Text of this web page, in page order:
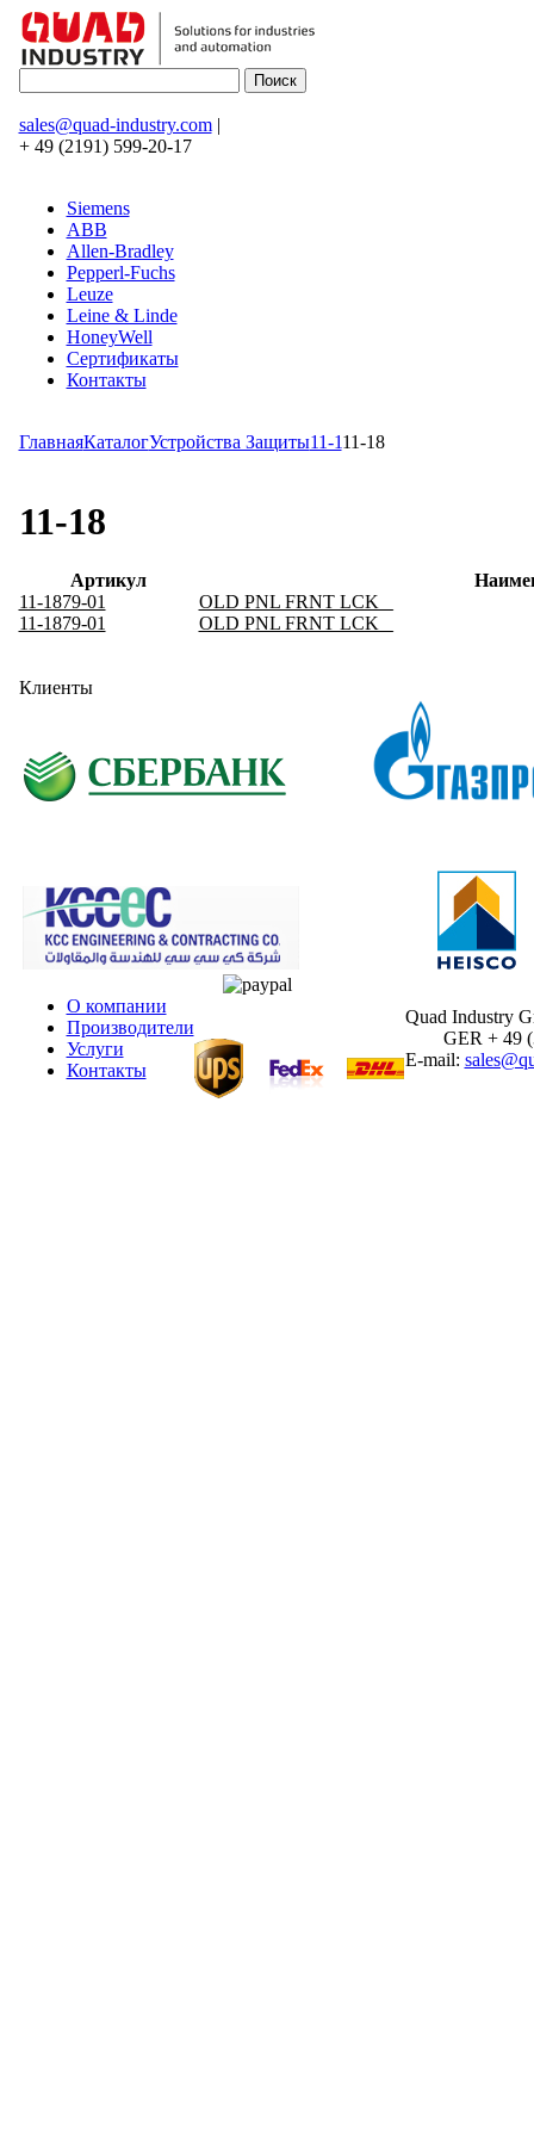
sales@quad-industry.com|
+ 49 (2191) 599-20-17
Siemens
ABB
Allen-Bradley
Pepperl-Fuchs
Leuze
Leine & Linde
HoneyWell
Сертификаты
Контакты
ГлавнаяКаталогУстройства Защиты11-111-18
11-18
Артикул
11-1879-01
OLD PNL FRNT LCK _
11-1879-01
OLD PNL FRNT LCK _
Клиенты
О компании
Производители
Услуги
Контакты
Quad Industry
GER + 49
E-mail: